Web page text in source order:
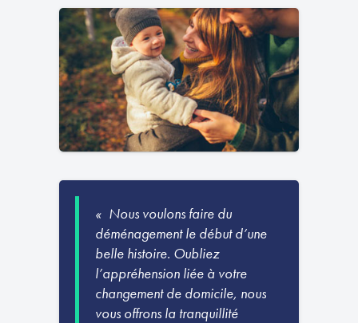
Nous voulons faire du
déménagement le début d’une
belle histoire. Oubliez
l’appréhension liée à votre
changement de domicile, nous
vous offrons la tranquillité